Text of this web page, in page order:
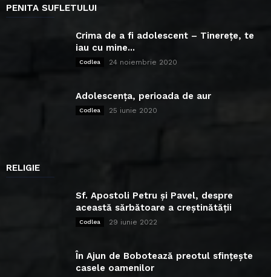
PENITA SUFLETULUI
Crima de a fi adolescent – Tinerețe, te
iau cu mine...
Codlea 24 noiembrie 2020
Adolescența, perioada de aur
Codlea 25 iunie 2020
RELIGIE
Sf. Apostoli Petru și Pavel, despre
această sărbătoare a creștinătății
Codlea 29 iunie 2022
În Ajun de Bobotează preotul sfințește
casele oamenilor